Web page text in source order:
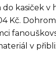
kasiček v
Kč.
v